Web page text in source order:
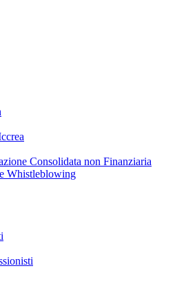
Consolidata non Finanziaria
Whistleblowing